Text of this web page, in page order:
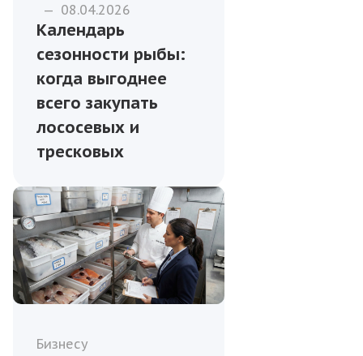
— 08.04.2026
Календарь
сезонности рыбы:
когда выгоднее
всего закупать
лососевых и
тресковых
Бизнесу